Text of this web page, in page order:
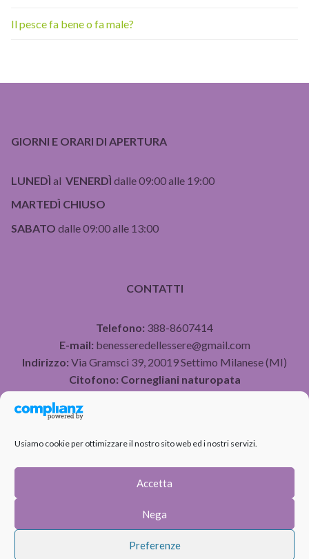
Usiamo cookie per ottimizzare il nostro sito web ed i nostri servizi.
Accetta
Nega
Preferenze
Il pesce fa bene o fa male?
GIORNI E ORARI DI APERTURA
LUNEDÌ al VENERDÌ dalle 09:00 alle 19:00
MARTEDÌ CHIUSO
SABATO dalle 09:00 alle 13:00
CONTATTI
Telefono: 388-8607414
E-mail: benesseredellessere@gmail.com
Indirizzo: Via Gramsci 39, 20019 Settimo Milanese (MI)
Citofono: Cornegliani naturopata
COOKIE POLICY